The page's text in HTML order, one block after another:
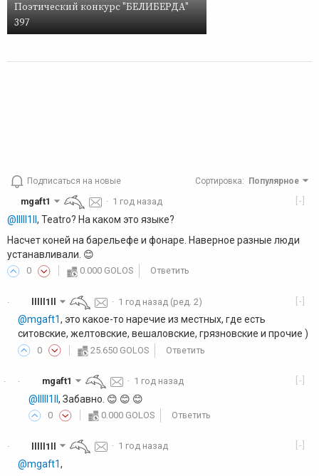
Поэтический конкурс "БЕЛИБЕРДА"
397
Подписаться на новые Сортировка: Популярное
[-]
mgaft1 · 1 год назад
@lllll1ll , Teatro? На каком это языке?
Насчет коней на барельефе и фонаре. Наверное разные люди
устанавливали. 😊
0 0.000 GOLOS Ответить
· [-]
lllll1ll · 1 год назад (ред. 2)
@mgaft1, это какое-то наречие из местных, где есть
ситовские, желтовские, вешаловские, грязновские и прочие )
0 25.650 GOLOS Ответить
·
· [-]
mgaft1 · 1 год назад
@lllll1ll , Забавно. 😊 😊 😊
0 0.000 GOLOS Ответить
· [-]
lllll1ll · 1 год назад
@mgaft1,